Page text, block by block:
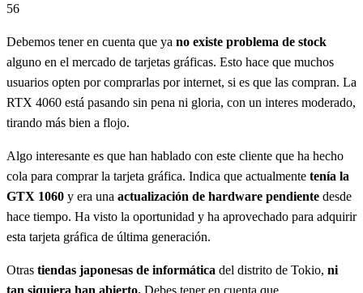
56
Debemos tener en cuenta que ya no existe problema de stock
alguno en el mercado de tarjetas gráficas. Esto hace que muchos
usuarios opten por comprarlas por internet, si es que las compran. La
RTX 4060 está pasando sin pena ni gloria, con un interes moderado,
tirando más bien a flojo.
Algo interesante es que han hablado con este cliente que ha hecho
cola para comprar la tarjeta gráfica. Indica que actualmente tenía la
GTX 1060 y era una actualización de hardware pendiente desde
hace tiempo. Ha visto la oportunidad y ha aprovechado para adquirir
esta tarjeta gráfica de última generación.
Otras tiendas japonesas de informática del distrito de Tokio, ni
tan siquiera han abierto. Debes tener en cuenta que